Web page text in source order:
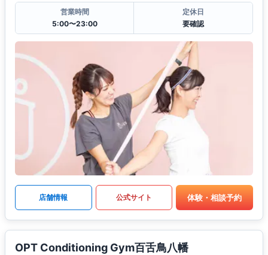
営業時間
5:00〜23:00
定休日
要確認
店舗情報 公式サイト 体験・相談予約
OPT Conditioning Gym百舌鳥八幡